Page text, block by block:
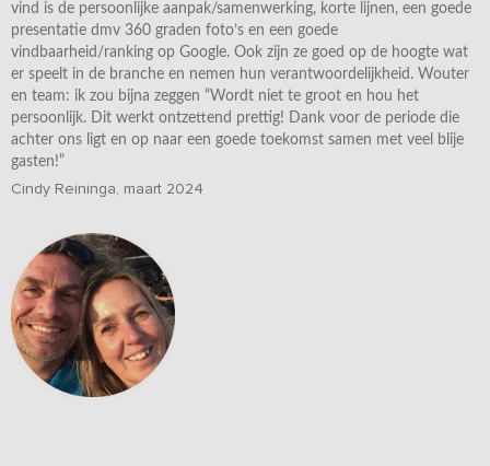
vind is de persoonlijke aanpak/samenwerking, korte lijnen, een goede
presentatie dmv 360 graden foto’s en een goede
vindbaarheid/ranking op Google. Ook zijn ze goed op de hoogte wat
er speelt in de branche en nemen hun verantwoordelijkheid. Wouter
en team: ik zou bijna zeggen “Wordt niet te groot en hou het
persoonlijk. Dit werkt ontzettend prettig! Dank voor de periode die
achter ons ligt en op naar een goede toekomst samen met veel blije
gasten!”
Cindy Reininga, maart 2024